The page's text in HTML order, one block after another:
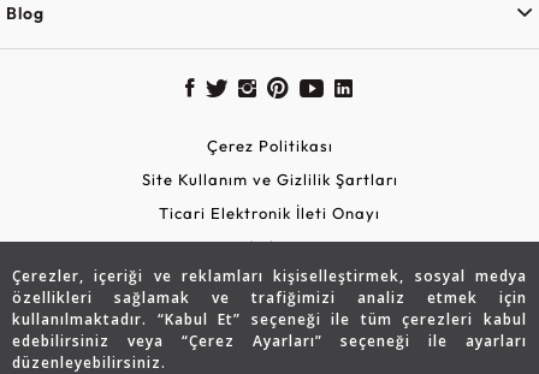
Çerezler, içeriği ve reklamları kişiselleştirmek, sosyal medya
özellikleri sağlamak ve trafiğimizi analiz etmek için
kullanılmaktadır. “Kabul Et” seçeneği ile tüm çerezleri kabul
edebilirsiniz veya “Çerez Ayarları” seçeneği ile ayarları
düzenleyebilirsiniz.
Blog
Çerez Politikası
Site Kullanım ve Gizlilik Şartları
Ticari Elektronik İleti Onayı
KVKK Aydınlatma Metni
Güvenli Alışveriş